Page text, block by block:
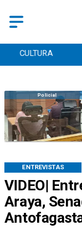
DEPORTES
VIDEO|
Araya,
ENTREVISTAS
Policial